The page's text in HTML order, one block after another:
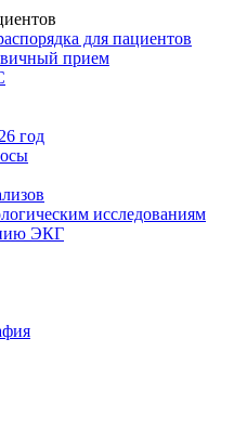
для пациентов
прием
год
исследованиям
ЭКГ